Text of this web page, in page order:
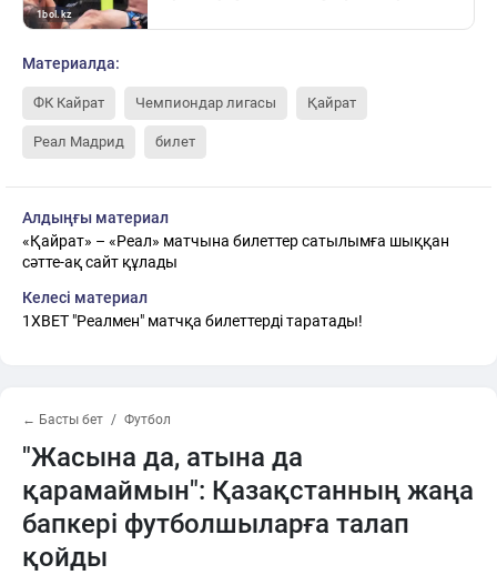
Материалда:
ФК Кайрат Чемпиондар лигасы Қайрат
Реал Мадрид билет
Алдыңғы материал
«Қайрат» – «Реал» матчына билеттер сатылымға шыққан
сәтте-ақ сайт құлады
Келесі материал
1XBET "Реалмен" матчқа билеттерді таратады!
← Басты бет Футбол
"Жасына да, атына да
қарамаймын": Қазақстанның жаңа
бапкері футболшыларға талап
қойды